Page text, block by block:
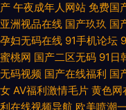
产 午夜成年人网站 免费国
亚洲视品在线 国产玖玖 国
孕妇无码在线 91手机论坛
蜜桃网 国产二区无码 91日
无码视频 国产在线福利 国
女 AV福利激情毛片 黄色网
利在线视频导航 欧美喷潮